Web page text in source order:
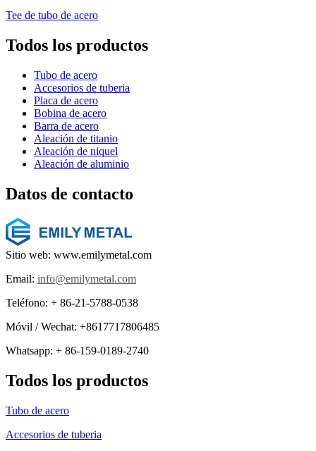
Tee de tubo de acero
Todos los productos
Tubo de acero
Accesorios de tuberia
Placa de acero
Bobina de acero
Barra de acero
Aleación de titanio
Aleación de niquel
Aleación de aluminio
Datos de contacto
Sitio web: www.emilymetal.com
Email: info@emilymetal.com
Teléfono: + 86-21-5788-0538
Móvil / Wechat: +8617717806485
Whatsapp: + 86-159-0189-2740
Todos los productos
Tubo de acero
Accesorios de tuberia